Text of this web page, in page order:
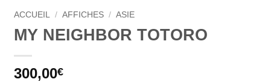
ACCUEIL / AFFICHES / ASIE
MY NEIGHBOR TOTORO
300,00€